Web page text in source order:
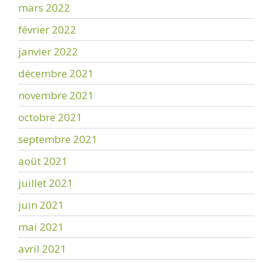
mars 2022
février 2022
janvier 2022
décembre 2021
novembre 2021
octobre 2021
septembre 2021
août 2021
juillet 2021
juin 2021
mai 2021
avril 2021